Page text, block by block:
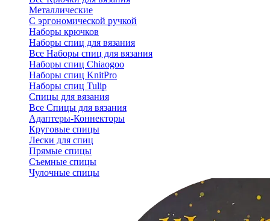
Металлические
С эргономической ручкой
Наборы крючков
Наборы спиц для вязания
Все Наборы спиц для вязания
Наборы спиц Chiaogoo
Наборы спиц KnitPro
Наборы спиц Tulip
Спицы для вязания
Все Спицы для вязания
Адаптеры-Коннекторы
Круговые спицы
Лески для спиц
Прямые спицы
Съемные спицы
Чулочные спицы